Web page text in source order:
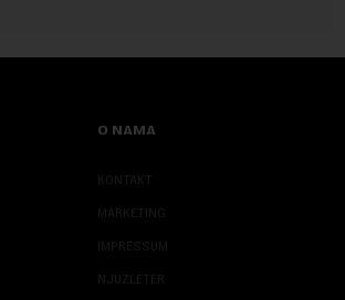
O NAMA
KONTAKT
MARKETING
IMPRESSUM
NJUZLETER